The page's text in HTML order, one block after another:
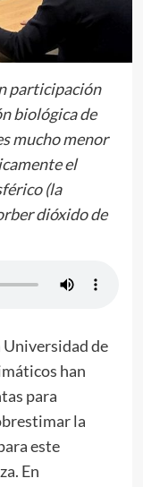
participación
biológica de
mucho menor
el
(la
dióxido de
de
han
para
la
este
En